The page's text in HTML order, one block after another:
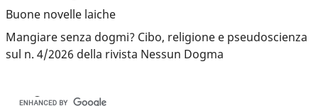
Buone novelle laiche
Mangiare senza dogmi? Cibo, religione e pseudoscienza
sul n. 4/2026 della rivista Nessun Dogma